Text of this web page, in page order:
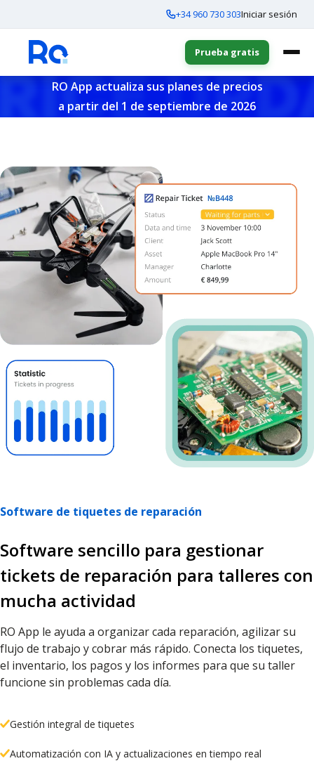
+34 960 730 303Iniciar sesión
Prueba gratis
RO App actualiza sus planes de precios
a partir del 1 de septiembre de 2026
Software de tiquetes de reparación
Software sencillo para gestionar
tickets de reparación para talleres con
mucha actividad
RO App le ayuda a organizar cada reparación, agilizar su
flujo de trabajo y cobrar más rápido. Conecta los tiquetes,
el inventario, los pagos y los informes para que su taller
funcione sin problemas cada día.
Gestión integral de tiquetes
Automatización con IA y actualizaciones en tiempo real